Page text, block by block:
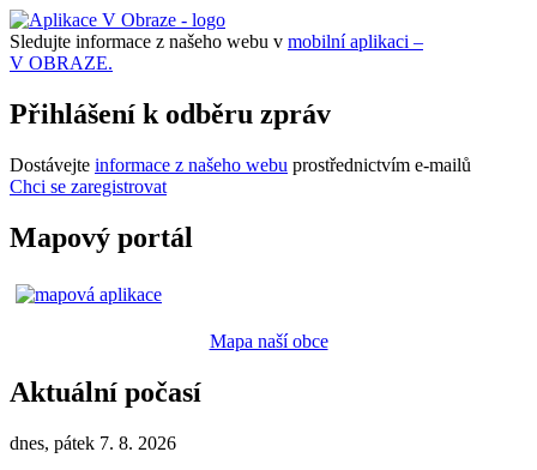
Sledujte informace z našeho webu v mobilní aplikaci –
V OBRAZE.
Přihlášení k odběru zpráv
Dostávejte informace z našeho webu prostřednictvím e-mailů
Chci se zaregistrovat
Mapový portál
Mapa naší obce
Aktuální počasí
dnes, pátek 7. 8. 2026